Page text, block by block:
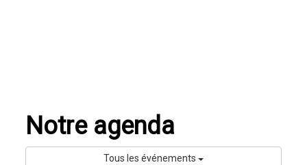
Notre agenda
Tous les événements